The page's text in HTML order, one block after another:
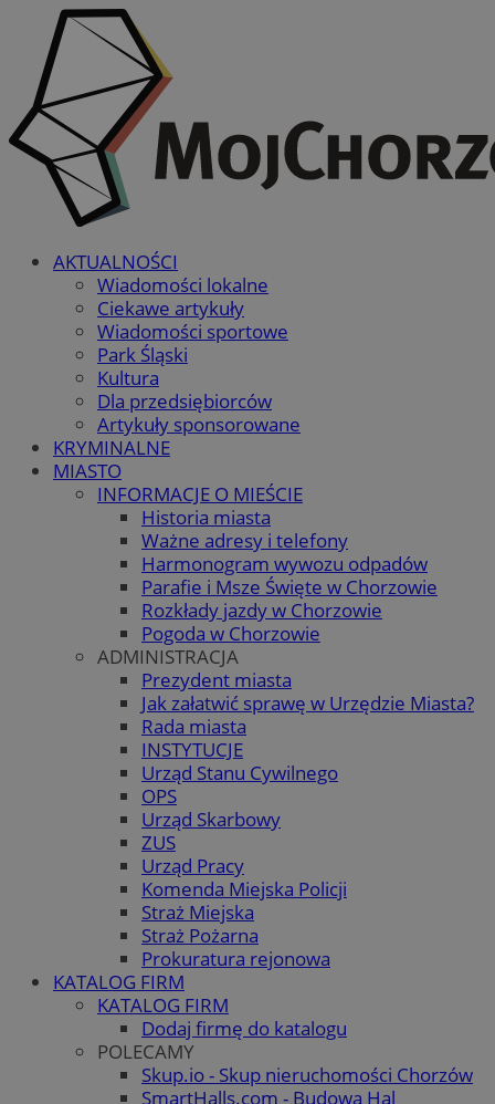
AKTUALNOŚCI
Wiadomości lokalne
Ciekawe artykuły
Wiadomości sportowe
Park Śląski
Kultura
Dla przedsiębiorców
Artykuły sponsorowane
KRYMINALNE
MIASTO
INFORMACJE O MIEŚCIE
Historia miasta
Ważne adresy i telefony
Harmonogram wywozu odpadów
Parafie i Msze Święte w Chorzowie
Rozkłady jazdy w Chorzowie
Pogoda w Chorzowie
ADMINISTRACJA
Prezydent miasta
Jak załatwić sprawę w Urzędzie Miasta?
Rada miasta
INSTYTUCJE
Urząd Stanu Cywilnego
OPS
Urząd Skarbowy
ZUS
Urząd Pracy
Komenda Miejska Policji
Straż Miejska
Straż Pożarna
Prokuratura rejonowa
KATALOG FIRM
KATALOG FIRM
Dodaj firmę do katalogu
POLECAMY
Skup.io - Skup nieruchomości Chorzów
SmartHalls.com - Budowa Hal